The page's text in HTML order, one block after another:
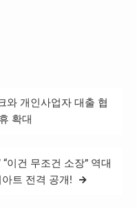
와 개인사업자 대출 협
확대
이건 무조건 소장” 역대
트 전격 공개!